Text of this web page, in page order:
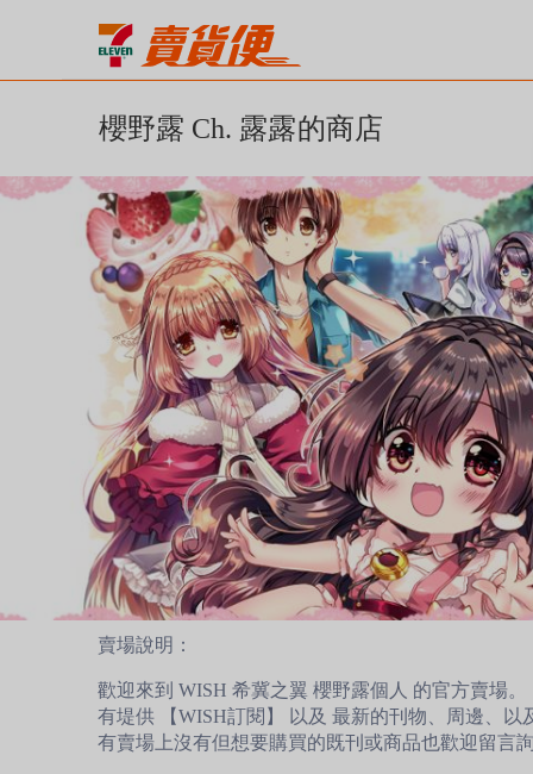
櫻野露 Ch. 露露的商店
賣場說明：
歡迎來到 WISH 希冀之翼 櫻野露個人 的官方賣場。
有堤供 【WISH訂閱】 以及 最新的刊物、周邊、以
有賣場上沒有但想要購買的既刊或商品也歡迎留言